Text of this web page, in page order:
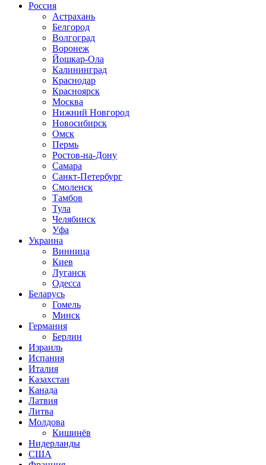
Россия
Астрахань
Белгород
Волгоград
Воронеж
Йошкар-Ола
Калининград
Краснодар
Красноярск
Москва
Нижний Новгород
Новосибирск
Омск
Пермь
Ростов-на-Дону
Самара
Санкт-Петербург
Смоленск
Тамбов
Тула
Челябинск
Уфа
Украина
Винница
Киев
Луганск
Одесса
Беларусь
Гомель
Минск
Германия
Берлин
Израиль
Испания
Италия
Казахстан
Канада
Латвия
Литва
Молдова
Кишинёв
Нидерланды
США